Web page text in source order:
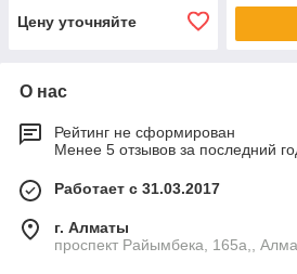
Цену уточняйте
О нас
Рейтинг не сформирован
Менее 5 отзывов за последний
Работает с 31.03.2017
г. Алматы
проспект Райымбека, 165а,,